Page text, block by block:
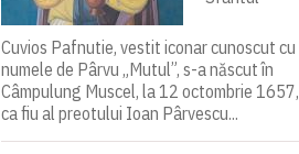
Cuvios Pafnutie, vestit iconar cunoscut cu
numele de Pârvu „Mutul”, s-a născut în
Câmpulung Muscel, la 12 octombrie 1657,
ca fiu al preotului Ioan Pârvescu...